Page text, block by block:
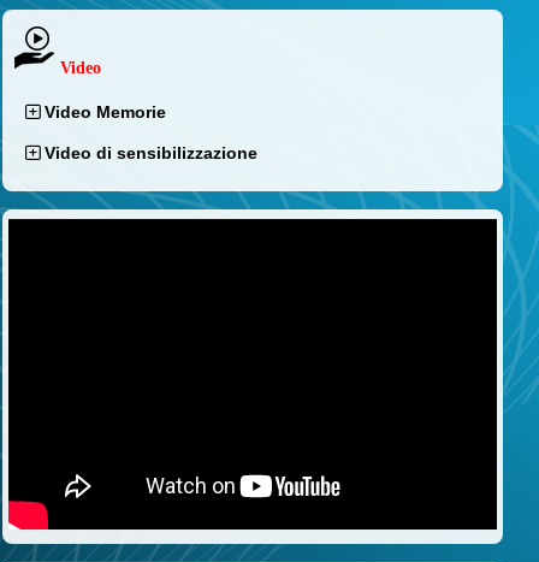
Video
Video Memorie
Video di sensibilizzazione